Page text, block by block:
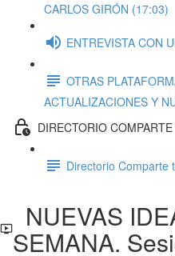
CARLOS GIRÓN (17:03)
ENTREVISTA CON
OTRAS
ACTUALIZACIONES Y
DIRECTORIO
Directorio Comparte
NUEVAS
SEMANA.